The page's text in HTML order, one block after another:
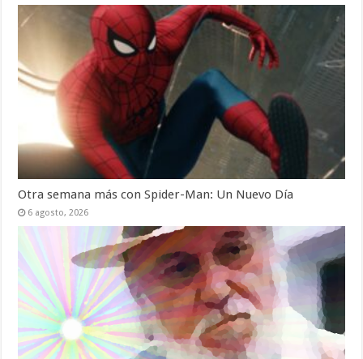
Otra semana más con Spider-Man: Un Nuevo Día
6 agosto, 2026